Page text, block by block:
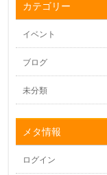
カテゴリー
イベント
ブログ
未分類
メタ情報
ログイン